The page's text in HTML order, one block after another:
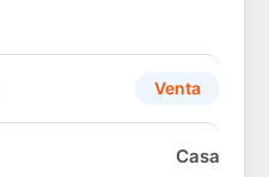
Venta
Casa